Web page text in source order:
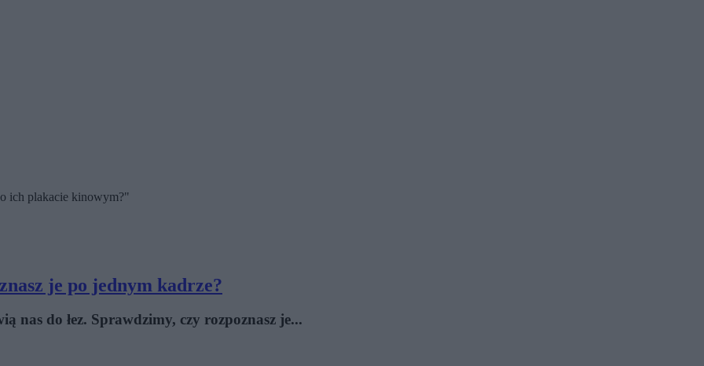
ich plakacie kinowym?"
je po jednym kadrze?
nas do łez. Sprawdzimy, czy rozpoznasz je...